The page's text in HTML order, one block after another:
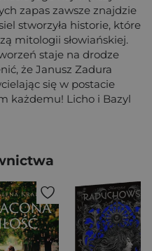
zapas zawsze znajdzie
stworzyła historie, które
mitologii słowiańskiej.
staje na drodze
że Janusz Zadura
się w postacie
każdemu! Licho i Bazyl